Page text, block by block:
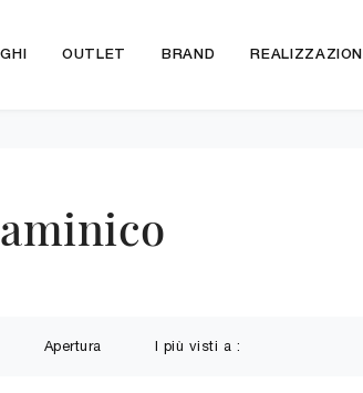
OUTLET BRAND REALIZZAZIONI
Apertura I più visti a :